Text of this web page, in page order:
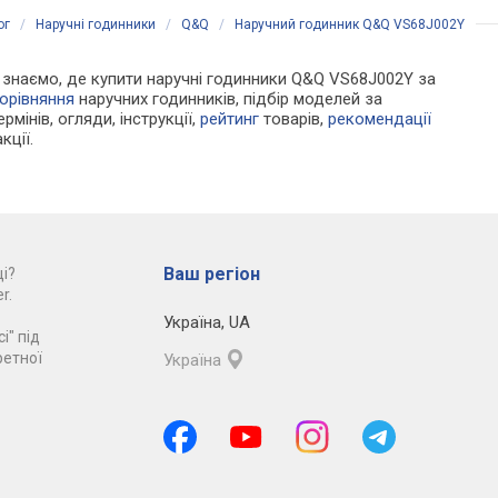
/ Наручні годинники / Q&Q / Наручний годинник Q&Q VS68J002Y
де купити наручні годинники Q&Q VS68J002Y за
наручних годинників, підбір моделей за
огляди, інструкції,рейтинг товарів,рекомендації
під
Ваш регіон
Україна, UA
Україна